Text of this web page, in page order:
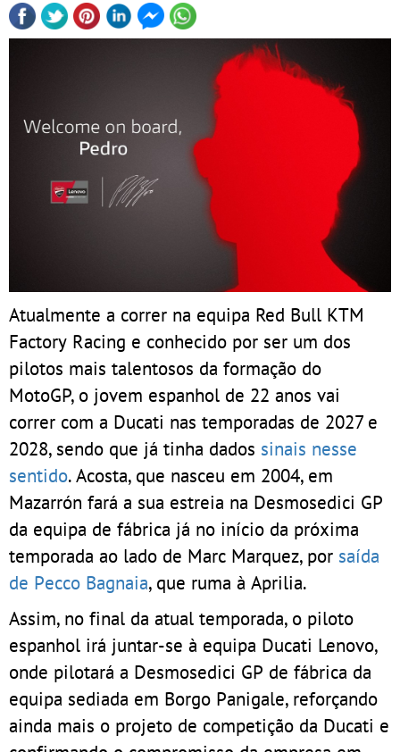
Atualmente a correr na equipa Red Bull KTM
Factory Racing e conhecido por ser um dos
pilotos mais talentosos da formação do
MotoGP, o jovem espanhol de 22 anos vai
correr com a Ducati nas temporadas de 2027 e
2028, sendo que já tinha dados sinais nesse
sentido. Acosta, que nasceu em 2004, em
Mazarrón fará a sua estreia na Desmosedici GP
da equipa de fábrica já no início da próxima
temporada ao lado de Marc Marquez, por saída
de Pecco Bagnaia, que ruma à Aprilia.
Assim, no final da atual temporada, o piloto
espanhol irá juntar-se à equipa Ducati Lenovo,
onde pilotará a Desmosedici GP de fábrica da
equipa sediada em Borgo Panigale, reforçando
ainda mais o projeto de competição da Ducati e